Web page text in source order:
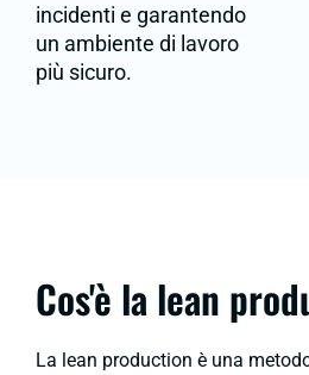
incidenti e garantendo
un ambiente di lavoro
più sicuro.
Cos'è la lean
La lean production è una